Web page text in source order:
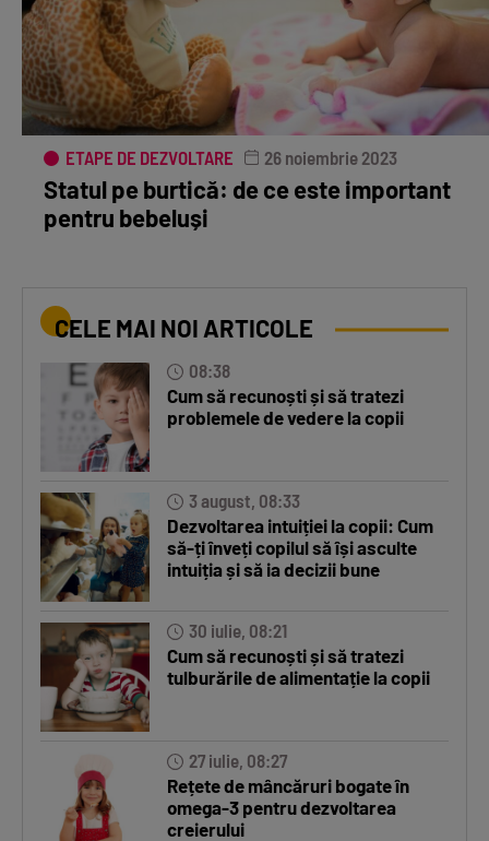
ETAPE DE DEZVOLTARE 26 noiembrie 2023
Statul pe burtică: de ce este important
pentru bebeluși
CELE MAI NOI ARTICOLE
08:38
Cum să recunoști și să tratezi
problemele de vedere la copii
3 august, 08:33
Dezvoltarea intuiției la copii: Cum
să-ți înveți copilul să își asculte
intuiția și să ia decizii bune
30 iulie, 08:21
Cum să recunoști și să tratezi
tulburările de alimentație la copii
27 iulie, 08:27
Rețete de mâncăruri bogate în
omega-3 pentru dezvoltarea
creierului